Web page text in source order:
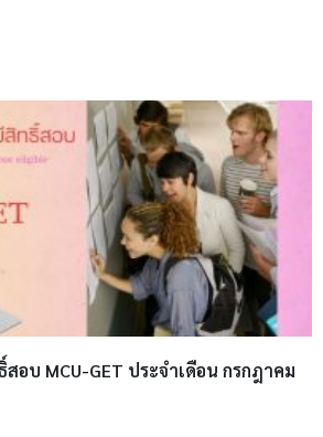
อบ MCU-GET ประจำเดือน กรกฎาคม